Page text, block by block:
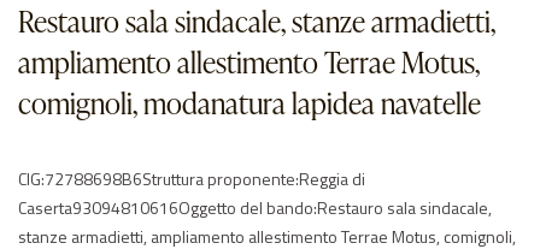
Restauro sala sindacale, stanze armadietti,
ampliamento allestimento Terrae Motus,
comignoli, modanatura lapidea navatelle
CIG:72788698B6Struttura proponente:Reggia di
Caserta93094810616Oggetto del bando:Restauro sala sindacale,
stanze armadietti, ampliamento allestimento Terrae Motus, comignoli,